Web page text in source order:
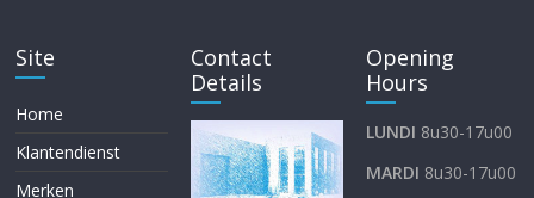
Site
Home
Klantendienst
Merken
Contact
Details
Opening
Hours
LUNDI 8u30-17u00
MARDI 8u30-17u00